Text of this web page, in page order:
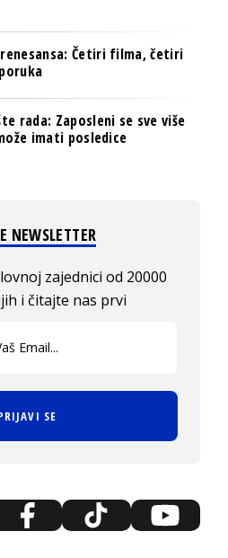
Četiri filma, četiri
rada: Zaposleni se sve više
imati posledice
NEWSLETTER
zajednici od 20000
i čitajte nas prvi
SE